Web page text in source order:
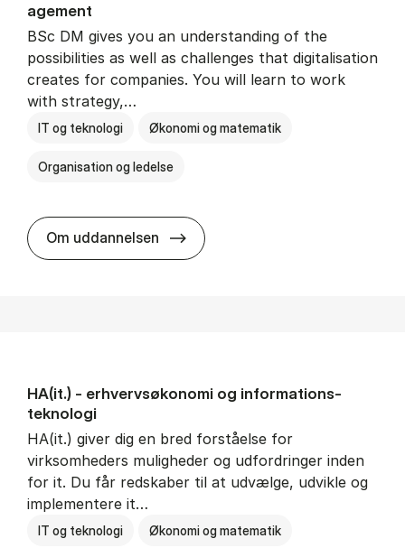
age­ment
BSc DM gives you an understanding of the
possibilities as well as challenges that digitalisation
creates for companies. You will learn to work
with strategy,…
IT og teknologi Økonomi og matematik
Organisation og ledelse
Om uddannelsen BSc in Busi­ness Ad­min­is­tra­tion
HA(it.) - erhvervs­økonomi og informations­
teknologi
HA(it.) giver dig en bred forståelse for
virksomheders muligheder og udfordringer inden
for it. Du får redskaber til at udvælge, udvikle og
implementere it…
IT og teknologi Økonomi og matematik